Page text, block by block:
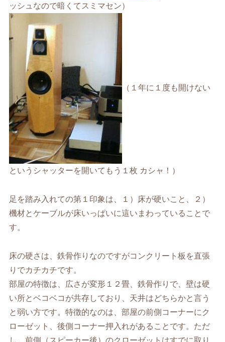
ッシュなので暗くてスミマセン）
（１年に１度も開けない
というシャッターを開いてもう１枚 カシャ！）
足を踏み入れての第１印象は、１）床が硬いこと、２）
機材とケーブルが床いっぱいに這いまわっていることで
す。
床の硬さは、鉄骨作りなのですがコンクリート板を直張
りでカチカチです。
部屋の特徴は、広さが変形１２畳、鉄骨作りで、壁は硬
い所とベコベコが共存しており、天井はどちらかと言う
と弱い方です。特徴的なのは、部屋の前側コーナーにク
ローゼット、後側コーナー押入れがあることです。ただ
し、前側（スピーカー後）のクローゼットはすでに取り